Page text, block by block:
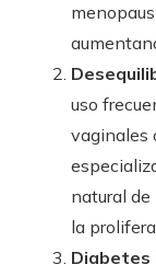
uso
vaginales
natural
la
Diabetes